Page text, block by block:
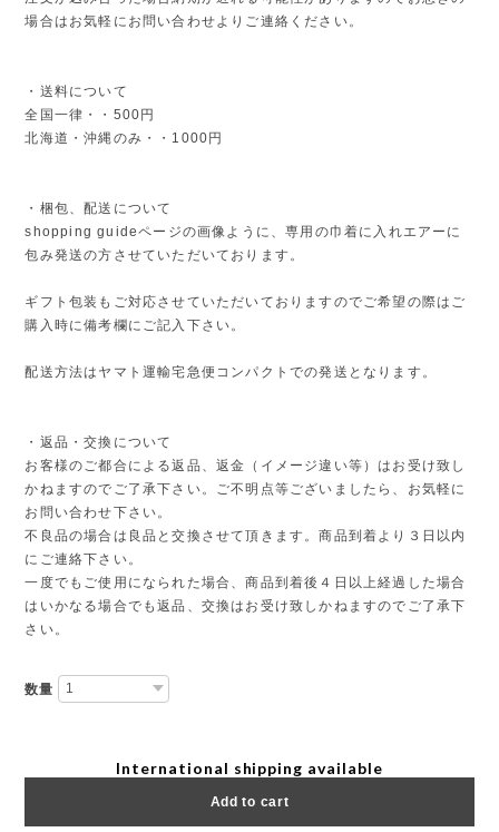
場合はお気軽にお問い合わせよりご連絡ください。
・送料について
全国一律・・500円
北海道・沖縄のみ・・1000円
・梱包、配送について
shopping guideページの画像ように、専用の巾着に入れエアーに
包み発送の方させていただいております。
ギフト包装もご対応させていただいておりますのでご希望の際はご
購入時に備考欄にご記入下さい。
配送方法はヤマト運輸宅急便コンパクトでの発送となります。
・返品・交換について
お客様のご都合による返品、返金（イメージ違い等）はお受け致し
かねますのでご了承下さい。ご不明点等ございましたら、お気軽に
お問い合わせ下さい。
不良品の場合は良品と交換させて頂きます。商品到着より３日以内
にご連絡下さい。
一度でもご使用になられた場合、商品到着後４日以上経過した場合
はいかなる場合でも返品、交換はお受け致しかねますのでご了承下
さい。
数量
International shipping available
Add to cart